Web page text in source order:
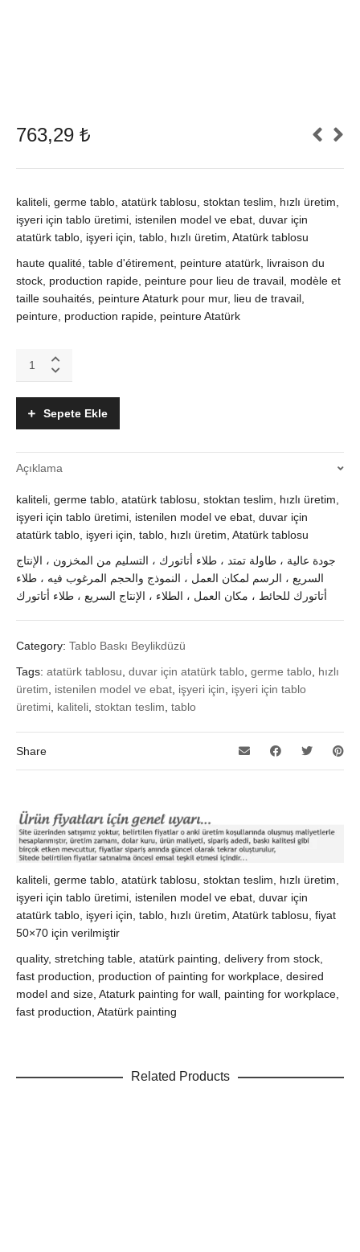
763,29 ₺
kaliteli, germe tablo, atatürk tablosu, stoktan teslim, hızlı üretim,
işyeri için tablo üretimi, istenilen model ve ebat, duvar için
atatürk tablo, işyeri için, tablo, hızlı üretim, Atatürk tablosu
haute qualité, table d'étirement, peinture atatürk, livraison du
stock, production rapide, peinture pour lieu de travail, modèle et
taille souhaités, peinture Ataturk pour mur, lieu de travail,
peinture, production rapide, peinture Atatürk
için
Tablo,
Atatürk
Tablo
quantity
Sepete Ekle
Açıklama
kaliteli, germe tablo, atatürk tablosu, stoktan teslim, hızlı üretim,
işyeri için tablo üretimi, istenilen model ve ebat, duvar için
atatürk tablo, işyeri için, tablo, hızlı üretim, Atatürk tablosu
جودة عالية ، طاولة تمتد ، طلاء أتاتورك ، التسليم من المخزون ، الإنتاج
السريع ، الرسم لمكان العمل ، النموذج والحجم المرغوب فيه ، طلاء
أتاتورك للحائط ، مكان العمل ، الطلاء ، الإنتاج السريع ، طلاء أتاتورك
Category: Tablo Baskı Beylikdüzü
Tags: atatürk tablosu, duvar için atatürk tablo, germe tablo, hızlı
üretim, istenilen model ve ebat, işyeri için, işyeri için tablo
üretimi, kaliteli, stoktan teslim, tablo
Share
kaliteli, germe tablo, atatürk tablosu, stoktan teslim, hızlı üretim,
işyeri için tablo üretimi, istenilen model ve ebat, duvar için
atatürk tablo, işyeri için, tablo, hızlı üretim, Atatürk tablosu, fiyat
50×70 için verilmiştir
quality, stretching table, atatürk painting, delivery from stock,
fast production, production of painting for workplace, desired
model and size, Ataturk painting for wall, painting for workplace,
fast production, Atatürk painting
Related Products